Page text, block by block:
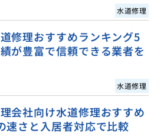
水道修理
修理おすすめランキング5
が豊富で信頼できる業者を
水道修理
会社向け水道修理おすすめ
速さと入居者対応で比較